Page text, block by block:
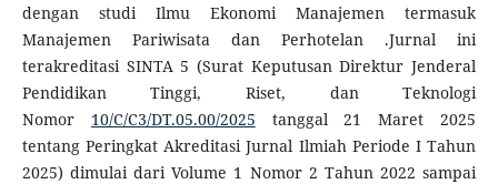
dengan studi Ilmu Ekonomi Manajemen termasuk
Manajemen Pariwisata dan Perhotelan .Jurnal ini
terakreditasi SINTA 5 (Surat Keputusan Direktur Jenderal
Pendidikan Tinggi, Riset, dan Teknologi
Nomor 10/C/C3/DT.05.00/2025 tanggal 21 Maret 2025
tentang Peringkat Akreditasi Jurnal Ilmiah Periode I Tahun
2025) dimulai dari Volume 1 Nomor 2 Tahun 2022 sampai